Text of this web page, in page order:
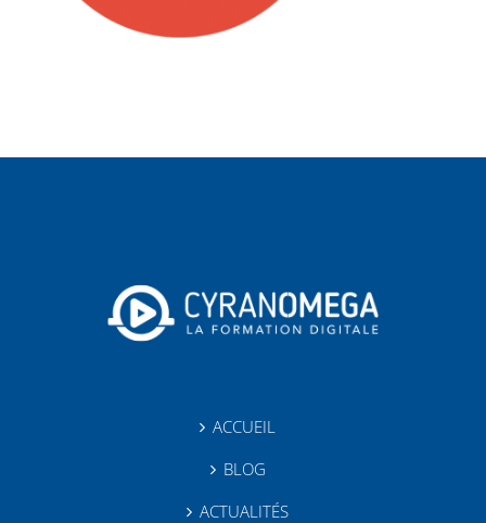
ACCUEIL
BLOG
ACTUALITÉS